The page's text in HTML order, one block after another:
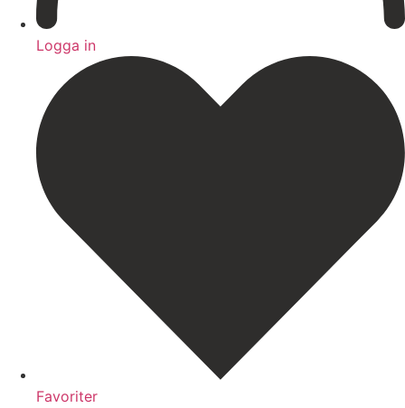
Boka
Logga in
Favoriter